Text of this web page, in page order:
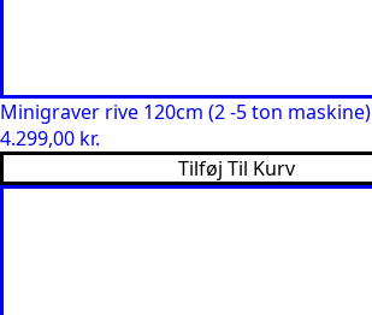
Minigraver rive 120cm (2 -5 ton maskine)
4.299,00 kr.
Tilføj Til Kurv